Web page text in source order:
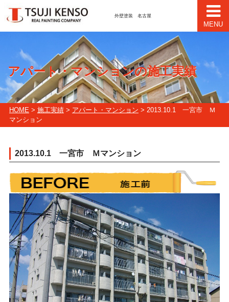
外壁塗装 名古屋
MENU
アパート・マンションの施工実績
HOME> 施工実績> アパート・マンション > 2013.10.1 一宮市 Ｍ
マンション
2013.10.1 一宮市 Ｍマンション